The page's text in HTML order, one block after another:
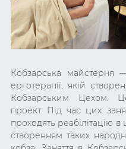
Кобзарська майстерня
ерготерапії, якій
Кобзарським Цехом.
проект. Під час цих
проходять реабілітацію
створенням таких